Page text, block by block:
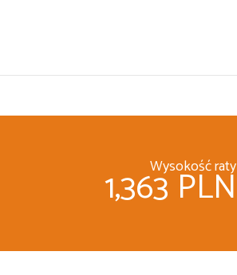
Wysokość raty
1,363 PLN